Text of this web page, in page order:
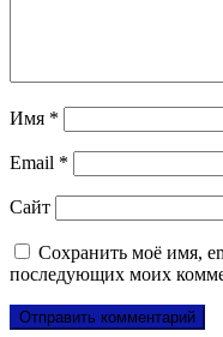
Имя *
Email *
Сайт
Сохранить моё имя,
последующих моих